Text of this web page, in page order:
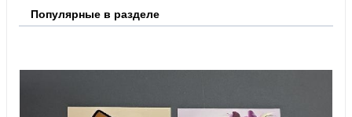
Популярные в разделе